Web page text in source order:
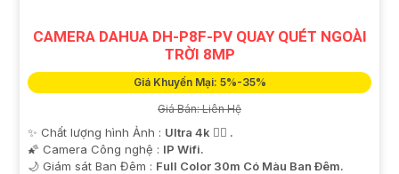
CAMERA DAHUA DH-P8F-PV QUAY QUÉT NGOÀI
TRỜI 8MP
Giá Khuyến Mại: 5%-35%
Giá Bán: Liên Hệ
✨ Chất lượng hình Ảnh : Ultra 4k 👍🏾 .
🌠 Camera Công nghệ : IP Wifi.
🌙 Giám sát Ban Đêm : Full Color 30m Có Màu Ban Ðêm.